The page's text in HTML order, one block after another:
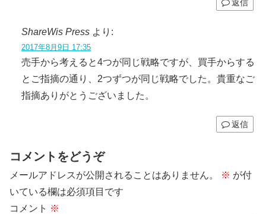
返信
ShareWis Press より:
2017年8月9日 17:35
売手から考えると4つが同じ戦略ですが、買手からする
とご指摘の通り、2つずつが同じ戦略でした。貴重なご
指摘ありがとうございました。
返信
コメントをどうぞ
メールアドレスが公開されることはありません。 ※ が付
いている欄は必須項目です
コメント ※